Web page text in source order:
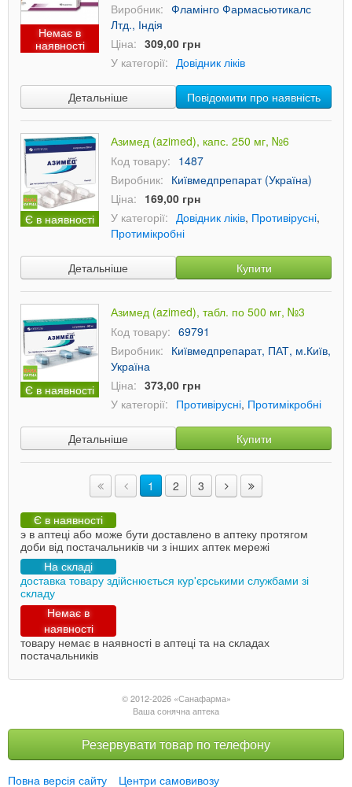
Немає в
наявності
Виробник: Фламінго Фармасьютикалс
Лтд., Індія
Ціна: 309,00 грн
У категорії: Довідник ліків
Детальніше Повідомити про наявність
Є в наявності
Азимед (azimed), капс. 250 мг, №6
Код товару: 1487
Виробник: Київмедпрепарат (Україна)
Ціна: 169,00 грн
У категорії: Довідник ліків, Противірусні,
Протимікробні
Детальніше Купити
Є в наявності
Азимед (azimed), табл. по 500 мг, №3
Код товару: 69791
Виробник: Київмедпрепарат, ПАТ, м.Київ,
Україна
Ціна: 373,00 грн
У категорії: Противірусні, Протимікробні
Детальніше Купити
1 2 3
Є в наявності
э в аптеці або може бути доставлено в аптеку протягом
доби від постачальників чи з інших аптек мережі
На складі
доставка товару здійснюється кур'єрськими службами зі
складу
Немає в
наявності
товару немає в наявності в аптеці та на складах
постачальників
© 2012-2026 «Санафарма»
Ваша сонячна аптека
Резервувати товар по телефону
Повна версія сайту Центри самовивозу